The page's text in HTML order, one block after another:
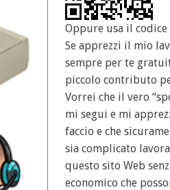
Oppure usa il codice
Se apprezzi il mio
sempre per te
piccolo contributo
Vorrei che il vero
mi segui e mi
faccio e che
sia complicato
questo sito Web
economico che